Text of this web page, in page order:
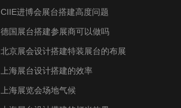
德国科隆美容美发健康展览前的展台
位设计
土耳其安卡拉酒店设备展展台设计需
CIIE进博会展台搭建高度问题
德国展台搭建参展商可以做吗
北京展会设计搭建特装展台的布展
上海展台设计搭建的效率
上海展览会场地气候
阿根廷高水平的展位设计搭建
猪肉联盟展位搭建顺利完工
E-star能源的展位设计气场十足
恒光大简洁展台设计留住客户
上市公司三柏硕展台设计传递健康
德国汉诺威木材加工机械展展台搭建
建
土耳其安卡拉值得体验的展台设计搭
德国科隆美容美发健康展览前的展台
位设计
土耳其安卡拉酒店设备展展台设计需
CIIE进博会展台搭建高度问题
德国展台搭建参展商可以做吗
北京展会设计搭建特装展台的布展
上海展台设计搭建的效率
上海展览会场地气候